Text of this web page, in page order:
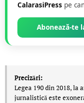
CalarasiPress pe
Abonează-te
Precizări:
Legea 190 din 2018, la
jurnalistică este